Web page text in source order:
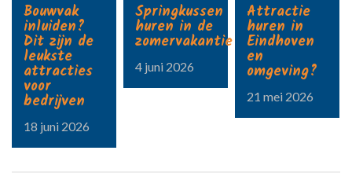
Bouwvak
inluiden?
Dit zijn de
leukste
attracties
voor
bedrijven
18 juni 2026
Springkussen
huren in de
zomervakantie?
4 juni 2026
Attractie
huren in
Eindhoven
en
omgeving?
21 mei 2026